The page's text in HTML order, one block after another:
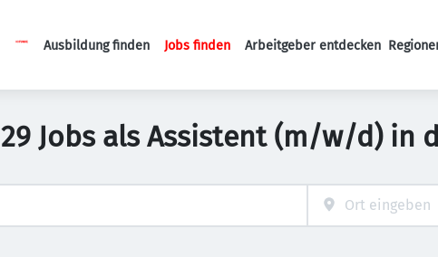
Haupt-Navigation
Ausbildung finden Jobs finden Arbeitgeber entdecken
29 Jobs als Assistent (m/w/d) in